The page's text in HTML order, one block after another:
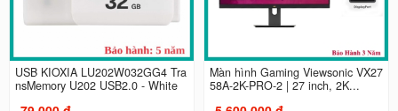
USB KIOXIA LU202W032GG4 Tra
nsMemory U202 USB2.0 - White
Màn hình Gaming Viewsonic VX27
58A-2K-PRO-2 | 27 inch, 2K...